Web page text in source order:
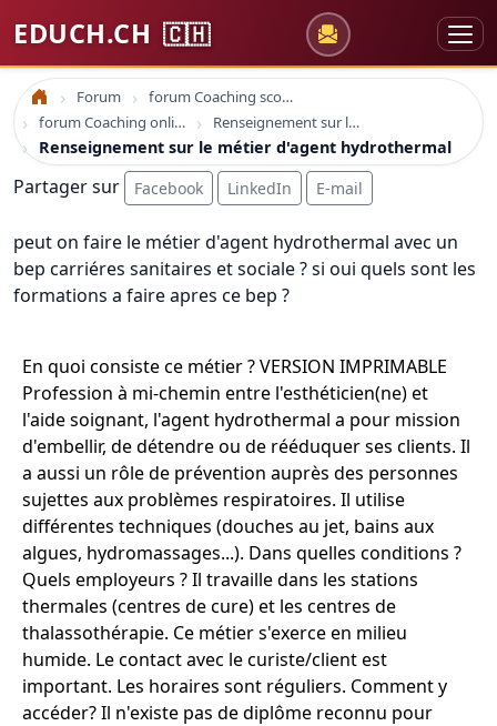
EDUCH.CH 🇨🇭
Accueil Forum
forum Coaching scolaire
forum Coaching online formation professionelle emploi education
Renseignement sur le métier d'agent hydrothermal
Renseignement sur le métier d'agent hydrothermal
Partager sur Facebook LinkedIn E-mail
peut on faire le métier d'agent hydrothermal avec un
bep carriéres sanitaires et sociale ? si oui quels sont les
formations a faire apres ce bep ?
En quoi consiste ce métier ? VERSION IMPRIMABLE
Profession à mi-chemin entre l'esthéticien(ne) et
l'aide soignant, l'agent hydrothermal a pour mission
d'embellir, de détendre ou de rééduquer ses clients. Il
a aussi un rôle de prévention auprès des personnes
sujettes aux problèmes respiratoires. Il utilise
différentes techniques (douches au jet, bains aux
algues, hydromassages...). Dans quelles conditions ?
Quels employeurs ? Il travaille dans les stations
thermales (centres de cure) et les centres de
thalassothérapie. Ce métier s'exerce en milieu
humide. Le contact avec le curiste/client est
important. Les horaires sont réguliers. Comment y
accéder? Il n'existe pas de diplôme reconnu pour